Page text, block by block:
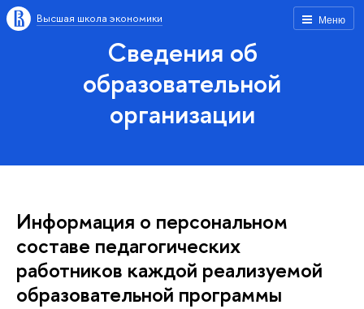
Меню
Высшая школа экономики
Сведения об
образовательной
организации
Информация о персональном
составе педагогических
работников каждой реализуемой
образовательной программы